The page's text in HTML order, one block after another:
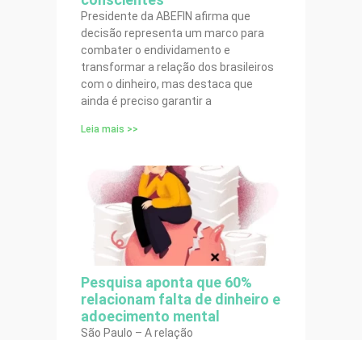
Presidente da ABEFIN afirma que
decisão representa um marco para
combater o endividamento e
transformar a relação dos brasileiros
com o dinheiro, mas destaca que
ainda é preciso garantir a
Leia mais >>
Pesquisa aponta que 60%
relacionam falta de dinheiro e
adoecimento mental
São Paulo – A relação